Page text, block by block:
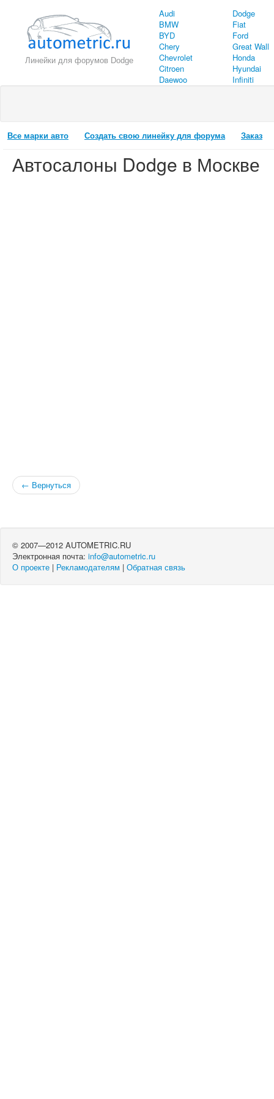
Линейки для форумов Dodge
Audi
BMW
BYD
Chery
Chevrolet
Citroen
Daewoo
Dodge
Fiat
Ford
Great Wall
Honda
Hyundai
Infiniti
Все марки авто Создать свою линейку для форума Заказ
Автосалоны Dodge в Москве
← Вернуться
© 2007—2012 AUTOMETRIC.RU
Электронная почта: info@autometric.ru
О проекте | Рекламодателям | Обратная связь